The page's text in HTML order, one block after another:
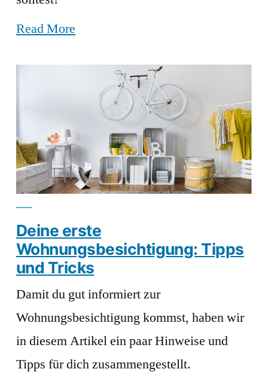
Read More
Deine erste
Wohnungsbesichtigung: Tipps
und Tricks
Damit du gut informiert zur
Wohnungsbesichtigung kommst, haben wir
in diesem Artikel ein paar Hinweise und
Tipps für dich zusammengestellt.